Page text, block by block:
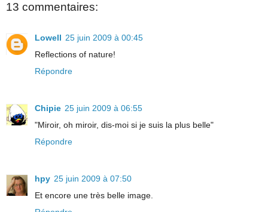
13 commentaires:
Lowell 25 juin 2009 à 00:45
Reflections of nature!
Répondre
Chipie 25 juin 2009 à 06:55
"Miroir, oh miroir, dis-moi si je suis la plus belle"
Répondre
hpy 25 juin 2009 à 07:50
Et encore une très belle image.